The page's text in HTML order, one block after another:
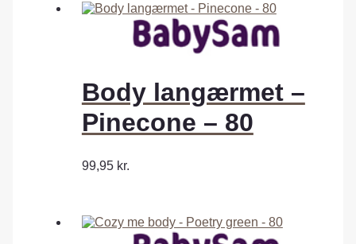
Body langærmet –
Pinecone – 80
99,95 kr.